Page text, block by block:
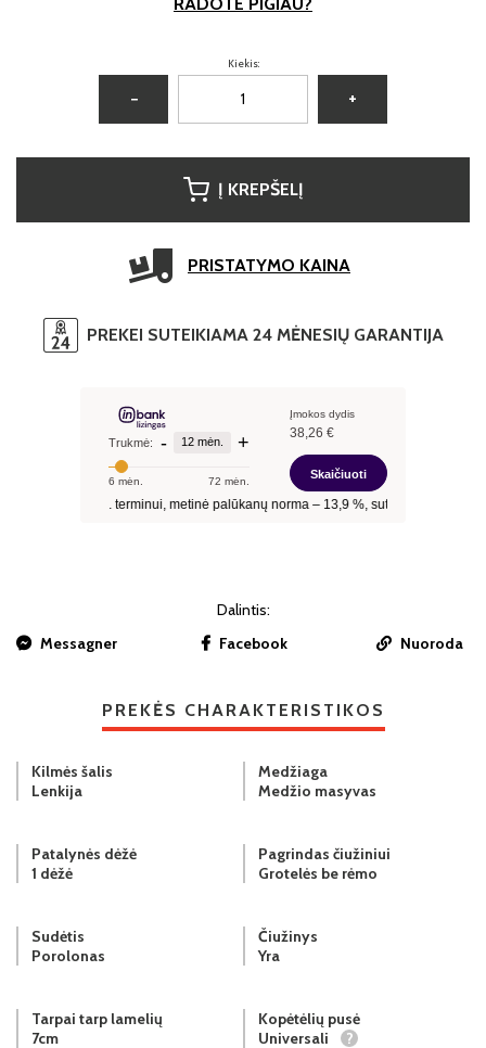
Kiekis:
− +
Į KREPŠELĮ
PRISTATYMO KAINA
PREKEI SUTEIKIAMA 24 MĖNESIŲ GARANTIJA
Dalintis:
Messagner
Facebook Nuoroda
PREKĖS CHARAKTERISTIKOS
Kilmės šalis
Lenkija
Medžiaga
Medžio masyvas
Patalynės dėžė
1 dėžė
Pagrindas čiužiniui
Grotelės be rėmo
Sudėtis
Porolonas
Čiužinys
Yra
Tarpai tarp lamelių
7cm
Kopėtėlių pusė
Universali
?